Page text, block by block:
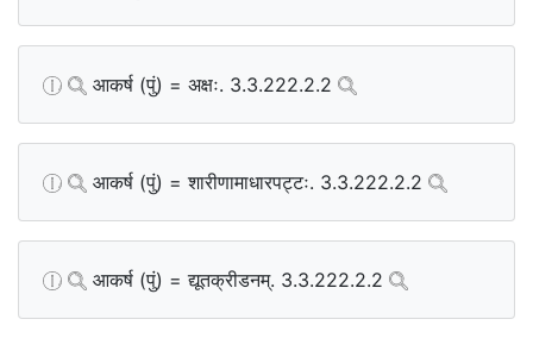
आकर्ष (पुं) = अक्षः. 3.3.222.2.2
आकर्ष (पुं) = शारीणामाधारपट्टः. 3.3.222.2.2
आकर्ष (पुं) = द्यूतक्रीडनम्. 3.3.222.2.2